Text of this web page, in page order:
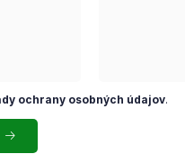
ochrany osobných údajov.